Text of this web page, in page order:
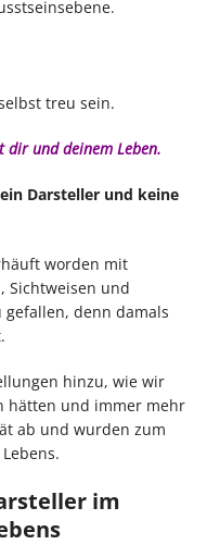
treu sein.
und deinem Leben.
Darsteller und keine
worden mit
Sichtweisen und
denn damals
hinzu, wie wir
hätten und immer mehr
ab und wurden zum
im